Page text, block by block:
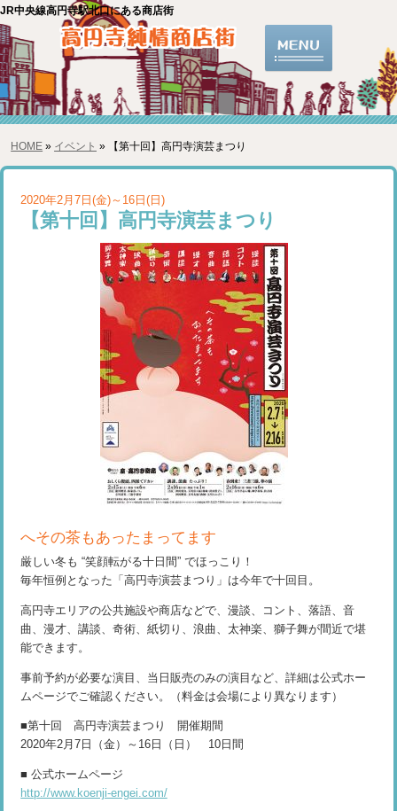
JR中央線高円寺駅北口にある商店街
HOME » イベント » 【第十回】高円寺演芸まつり
2020年2月7日(金)～16日(日)
【第十回】高円寺演芸まつり
へその茶もあったまってます
厳しい冬も “笑顔転がる十日間” でほっこり！
毎年恒例となった「高円寺演芸まつり」は今年で十回目。
高円寺エリアの公共施設や商店などで、漫談、コント、落語、音
曲、漫才、講談、奇術、紙切り、浪曲、太神楽、獅子舞が間近で堪
能できます。
事前予約が必要な演目、当日販売のみの演目など、詳細は公式ホー
ムページでご確認ください。（料金は会場により異なります）
■第十回 高円寺演芸まつり 開催期間
2020年2月7日（金）～16日（日） 10日間
■ 公式ホームページ
http://www.koenji-engei.com/